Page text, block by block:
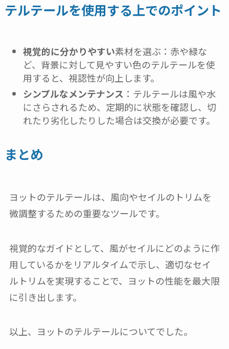
テルテールを使用する上でのポイント
視覚的に分かりやすい素材を選ぶ：赤や緑な
ど、背景に対して見やすい色のテルテールを使
用すると、視認性が向上します。
シンプルなメンテナンス ：テルテールは風や水
にさらされるため、定期的に状態を確認し、切
れたり劣化したりした場合は交換が必要です。
まとめ
ヨットのテルテールは、風向やセイルのトリムを
微調整するための重要なツールです。
視覚的なガイドとして、風がセイルにどのように作
用しているかをリアルタイムで示し、適切なセイ
ルトリムを実現することで、ヨットの性能を最大限
に引き出します。
以上、ヨットのテルテールについてでした。